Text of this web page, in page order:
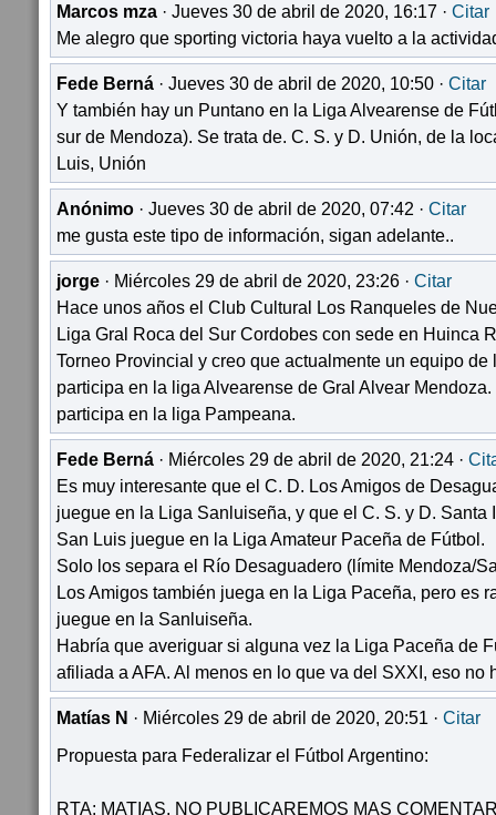
Marcos mza · Jueves 30 de abril de 2020, 16:17 · Citar
Me alegro que sporting victoria haya vuelto a la
Fede Berná · Jueves 30 de abril de 2020, 10:50 · Citar
Y también hay un Puntano en la Liga Alvearense de
sur de Mendoza). Se trata de. C. S. y D. Unión, de la
Luis, Unión
Anónimo · Jueves 30 de abril de 2020, 07:42 · Citar
me gusta este tipo de información, sigan adelante..
jorge · Miércoles 29 de abril de 2020, 23:26 · Citar
Hace unos años el Club Cultural Los Ranqueles de
Liga Gral Roca del Sur Cordobes con sede en Huinca
Torneo Provincial y creo que actualmente un equipo
participa en la liga Alvearense de Gral Alvear
participa en la liga Pampeana.
Fede Berná · Miércoles 29 de abril de 2020, 21:24 ·
Es muy interesante que el C. D. Los Amigos de
juegue en la Liga Sanluiseña, y que el C. S. y D. Santa
San Luis juegue en la Liga Amateur Paceña de Fútbol.
Solo los separa el Río Desaguadero (límite Mendoza/
Los Amigos también juega en la Liga Paceña, pero es
juegue en la Sanluiseña.
Habría que averiguar si alguna vez la Liga Paceña de
afiliada a AFA. Al menos en lo que va del SXXI, eso no
Matías N · Miércoles 29 de abril de 2020, 20:51 · Citar
Propuesta para Federalizar el Fútbol Argentino:
RTA: MATIAS, NO PUBLICAREMOS MAS